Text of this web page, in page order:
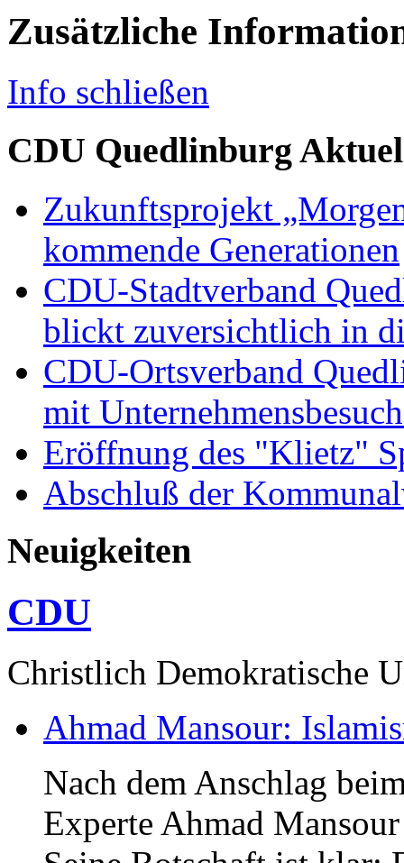
Zusätzliche
Info schließen
CDU Quedlinburg
Zukunftsprojekt
kommende Generationen
CDU-Stadtverband
blickt zuversichtlich in
CDU-Ortsverband
mit
Eröffnung des "Klietz"
Abschluß der
Neuigkeiten
CDU
Christlich Demokratische
Ahmad Mansour:
Nach dem Anschlag
Experte Ahmad